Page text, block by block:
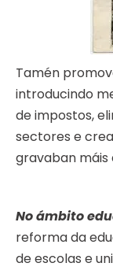
Tamén
introducindo
de impostos,
sectores e
gravaban máis
No ámbito
reforma da
de escolas e